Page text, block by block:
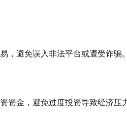
，避免误入非法平台或遭受诈骗。
资金，避免过度投资导致经济压